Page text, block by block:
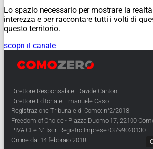
Lo spazio necessario per mostrare la
interezza e per raccontare tutti i volti di
questo territorio.
scopri il canale
Direttore Responsabile: Davide Cantoni
Direttore Editoriale: Emanuele Caso
Registrazione Tribunale di Como: n°2/2018
Freedom of Choice - Piazza Duomo 17, 22100
PIVA Cf e N° Iscr. Registro Imprese 03799020130
Online dal 14 febbraio 2018